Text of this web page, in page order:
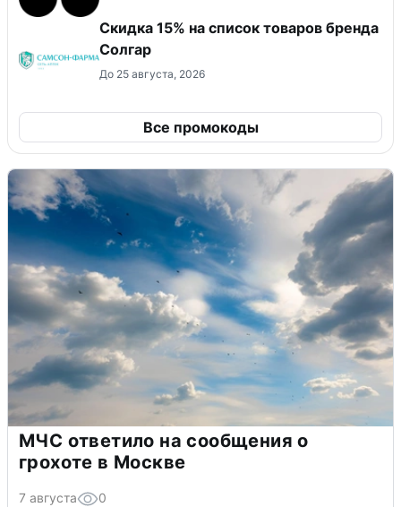
Скидка 15% на список товаров бренда
Солгар
До 25 августа, 2026
Все промокоды
МЧС ответило на сообщения о
грохоте в Москве
7 августа 0